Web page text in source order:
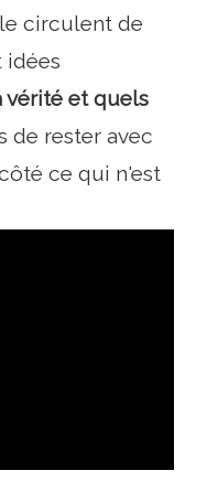
circulent de
idées
vérité et quels
de rester avec
ce qui n'est